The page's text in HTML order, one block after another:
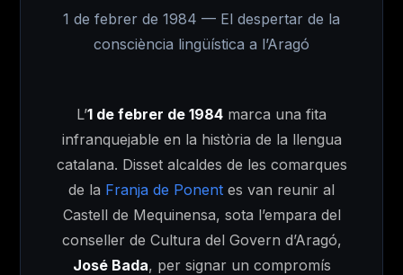
1 de febrer de 1984 — El despertar de la
consciència lingüística a l’Aragó
L’1 de febrer de 1984 marca una fita
infranquejable en la història de la llengua
catalana. Disset alcaldes de les comarques
de la Franja de Ponent es van reunir al
Castell de Mequinensa, sota l’empara del
conseller de Cultura del Govern d’Aragó,
José Bada, per signar un compromís